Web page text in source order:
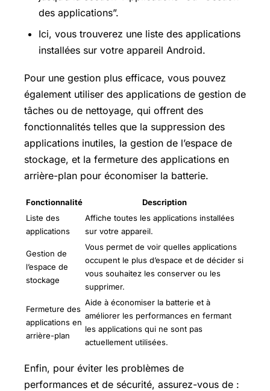
des applications”.
Ici, vous trouverez une liste des applications
installées sur votre appareil Android.
Pour une gestion plus efficace, vous pouvez
également utiliser des applications de gestion de
tâches ou de nettoyage, qui offrent des
fonctionnalités telles que la suppression des
applications inutiles, la gestion de l’espace de
stockage, et la fermeture des applications en
arrière-plan pour économiser la batterie.
Fonctionnalité
Description
Liste des
applications
Affiche toutes les applications installées
sur votre appareil.
Gestion de
l’espace de
stockage
Vous permet de voir quelles applications
occupent le plus d’espace et de décider si
vous souhaitez les conserver ou les
supprimer.
Fermeture des
applications en
arrière-plan
Aide à économiser la batterie et à
améliorer les performances en fermant
les applications qui ne sont pas
actuellement utilisées.
Enfin, pour éviter les problèmes de
performances et de sécurité, assurez-vous de :